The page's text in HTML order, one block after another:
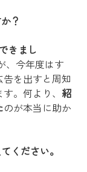
？
きまし
、今年度はす
を出すと周知
。何より、 紹
のが本当に助か
ください。